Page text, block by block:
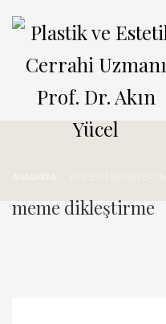
ANASAYFA
meme dikleştirme